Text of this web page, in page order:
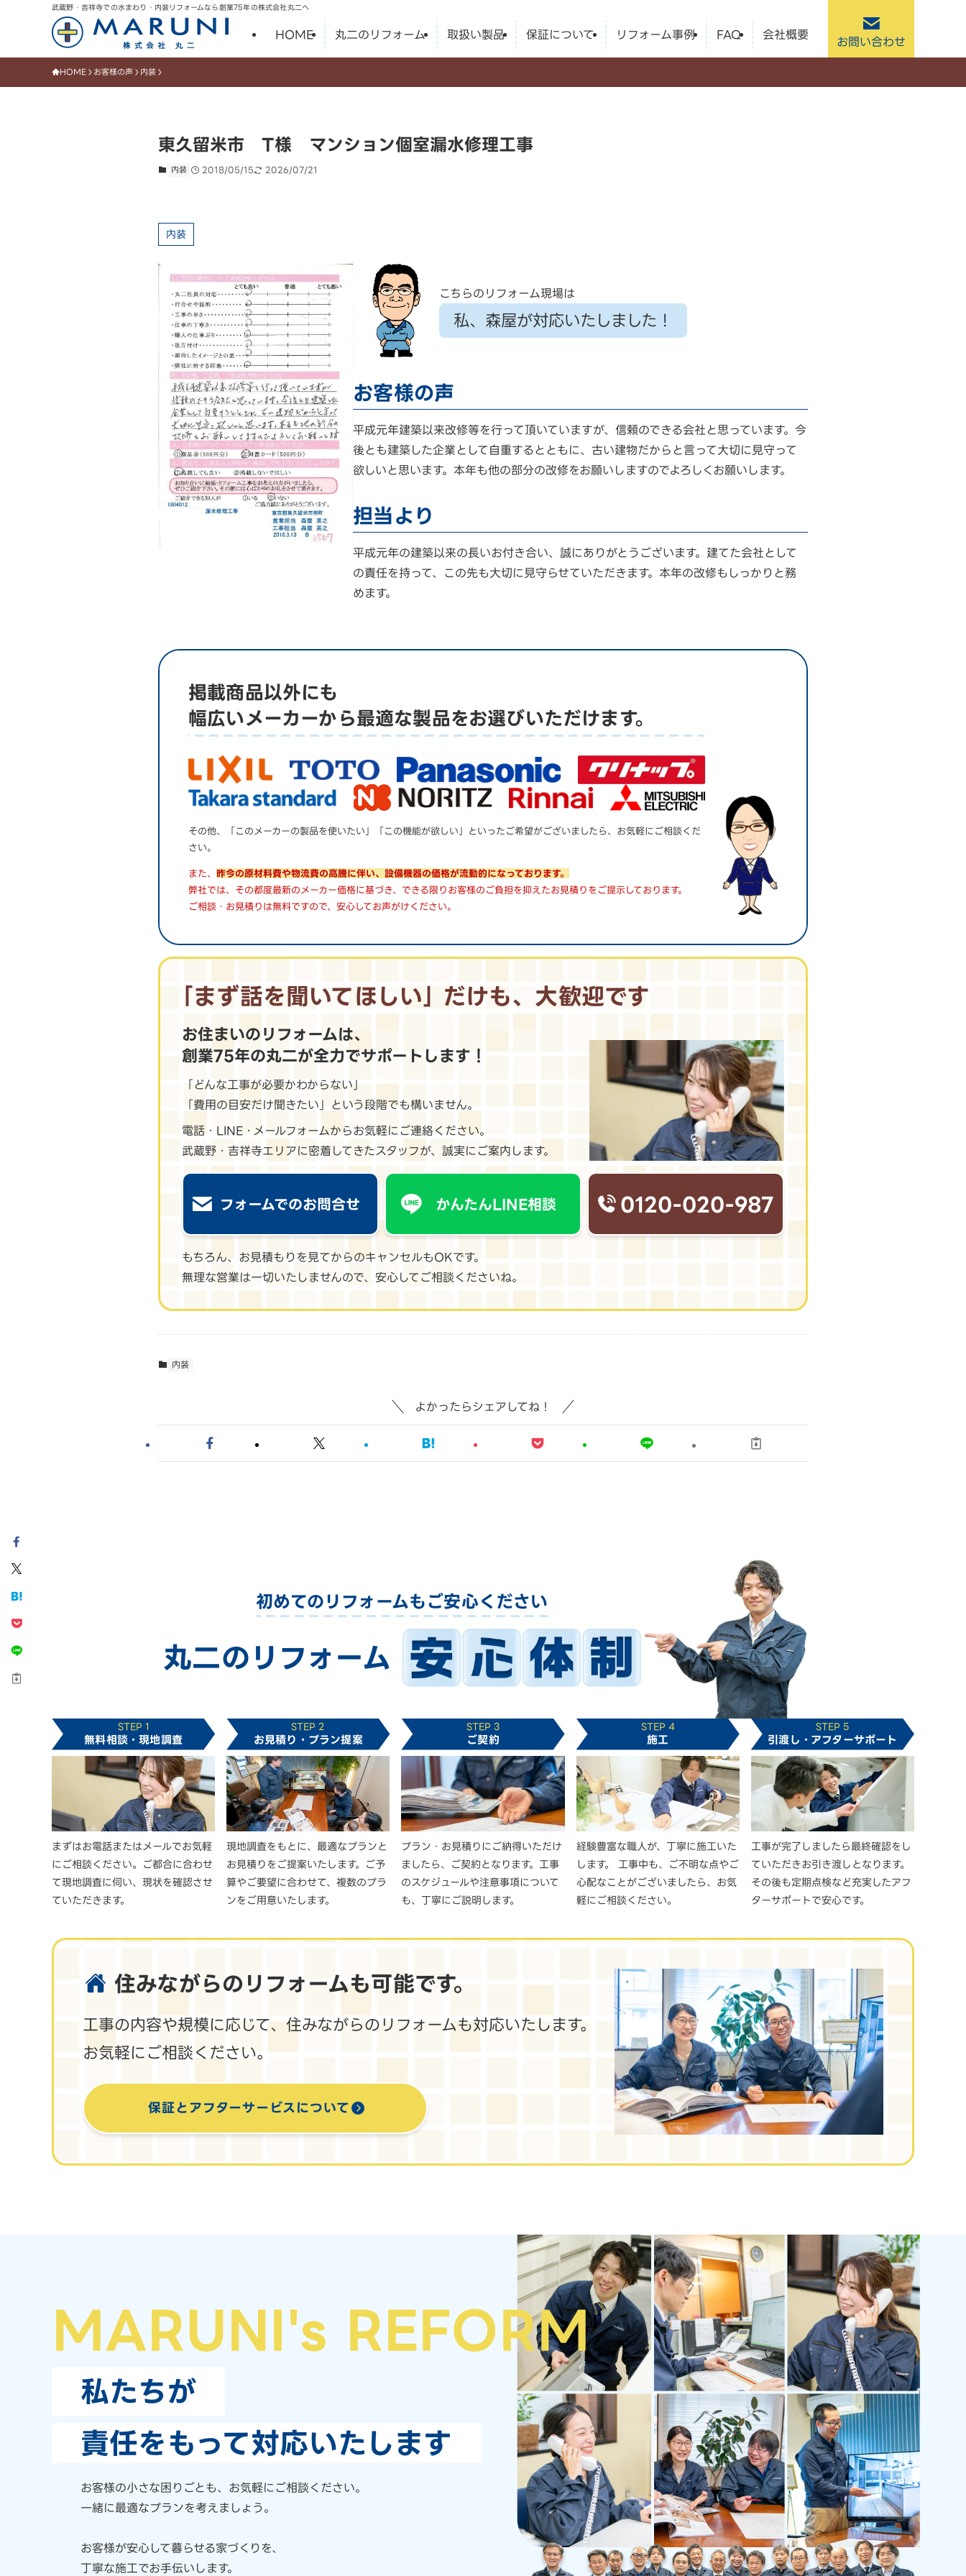
武蔵野・吉祥寺での水まわり・内装リフォームなら創業75年の株式会社丸二へ
HOME 丸二のリフォーム 取扱い製品 保証について リフォーム事例 FAQ 会社概要
お問い合わせ
HOME お客様の声 内装
東久留米市 T様 マンション個室漏水修理工事
内装 2018/05/15 2026/07/21
内装
こちらのリフォーム現場は
私、森屋が対応いたしました！
お客様の声
平成元年建築以来改修等を行って頂いていますが、信頼のできる会社と思っています。今
後とも建築した企業として自重するとともに、古い建物だからと言って大切に見守って
欲しいと思います。本年も他の部分の改修をお願いしますのでよろしくお願いします。
担当より
平成元年の建築以来の長いお付き合い、誠にありがとうございます。建てた会社として
の責任を持って、この先も大切に見守らせていただきます。本年の改修もしっかりと務
めます。
掲載商品以外にも
幅広いメーカーから最適な製品をお選びいただけます。
その他、「このメーカーの製品を使いたい」「この機能が欲しい」といったご希望がございましたら、お気軽にご相談くだ
さい。
また、
昨今の原材料費や物流費の高騰に伴い、設備機器の価格が流動的になっております。
弊社では、その都度最新のメーカー価格に基づき、できる限りお客様のご負担を抑えたお見積りをご提示しております。
ご相談・お見積りは無料ですので、安心してお声がけください。
｢まず話を聞いてほしい｣ だけも、大歓迎です
お住まいのリフォームは、
創業75年の丸二が全力でサポートします！
「どんな工事が必要かわからない」
「費用の目安だけ聞きたい」という段階でも構いません。
電話・LINE・メールフォームからお気軽にご連絡ください。
武蔵野・吉祥寺エリアに密着してきたスタッフが、誠実にご案内します。
フォームでのお問合せ かんたんLINE相談 0120-020-987
もちろん、お見積もりを見てからのキャンセルもOKです。
無理な営業は一切いたしませんので、安心してご相談くださいね。
内装
よかったらシェアしてね！
初めてのリフォームもご安心ください
丸二のリフォーム
STEP 1
無料相談・現地調査
まずはお電話またはメールでお気軽
にご相談ください。ご都合に合わせ
て現地調査に伺い、現状を確認させ
ていただきます。
STEP 2
お見積り・プラン提案
現地調査をもとに、最適なプランと
お見積りをご提案いたします。ご予
算やご要望に合わせて、複数のプラ
ンをご用意いたします。
STEP 3
ご契約
プラン・お見積りにご納得いただけ
ましたら、ご契約となります。工事
のスケジュールや注意事項について
も、丁寧にご説明します。
STEP 4
施工
経験豊富な職人が、丁寧に施工いた
します。 工事中も、ご不明な点やご
心配なことがございましたら、お気
軽にご相談ください。
STEP 5
引渡し・アフターサポート
工事が完了しましたら最終確認をし
ていただきお引き渡しとなります。
その後も定期点検など充実したアフ
ターサポートで安心です。
住みながらのリフォームも可能です。
工事の内容や規模に応じて、住みながらのリフォームも対応いたします。
お気軽にご相談ください。
保証とアフターサービス について
MARUNI's REFORM
私たちが
責任をもって対応いたします
お客様の小さな困りごとも、 お気軽にご相談ください。
一緒に最適なプランを考えましょう。
お客様が安心して暮らせる家づくりを、
丁寧な施工でお手伝いします。